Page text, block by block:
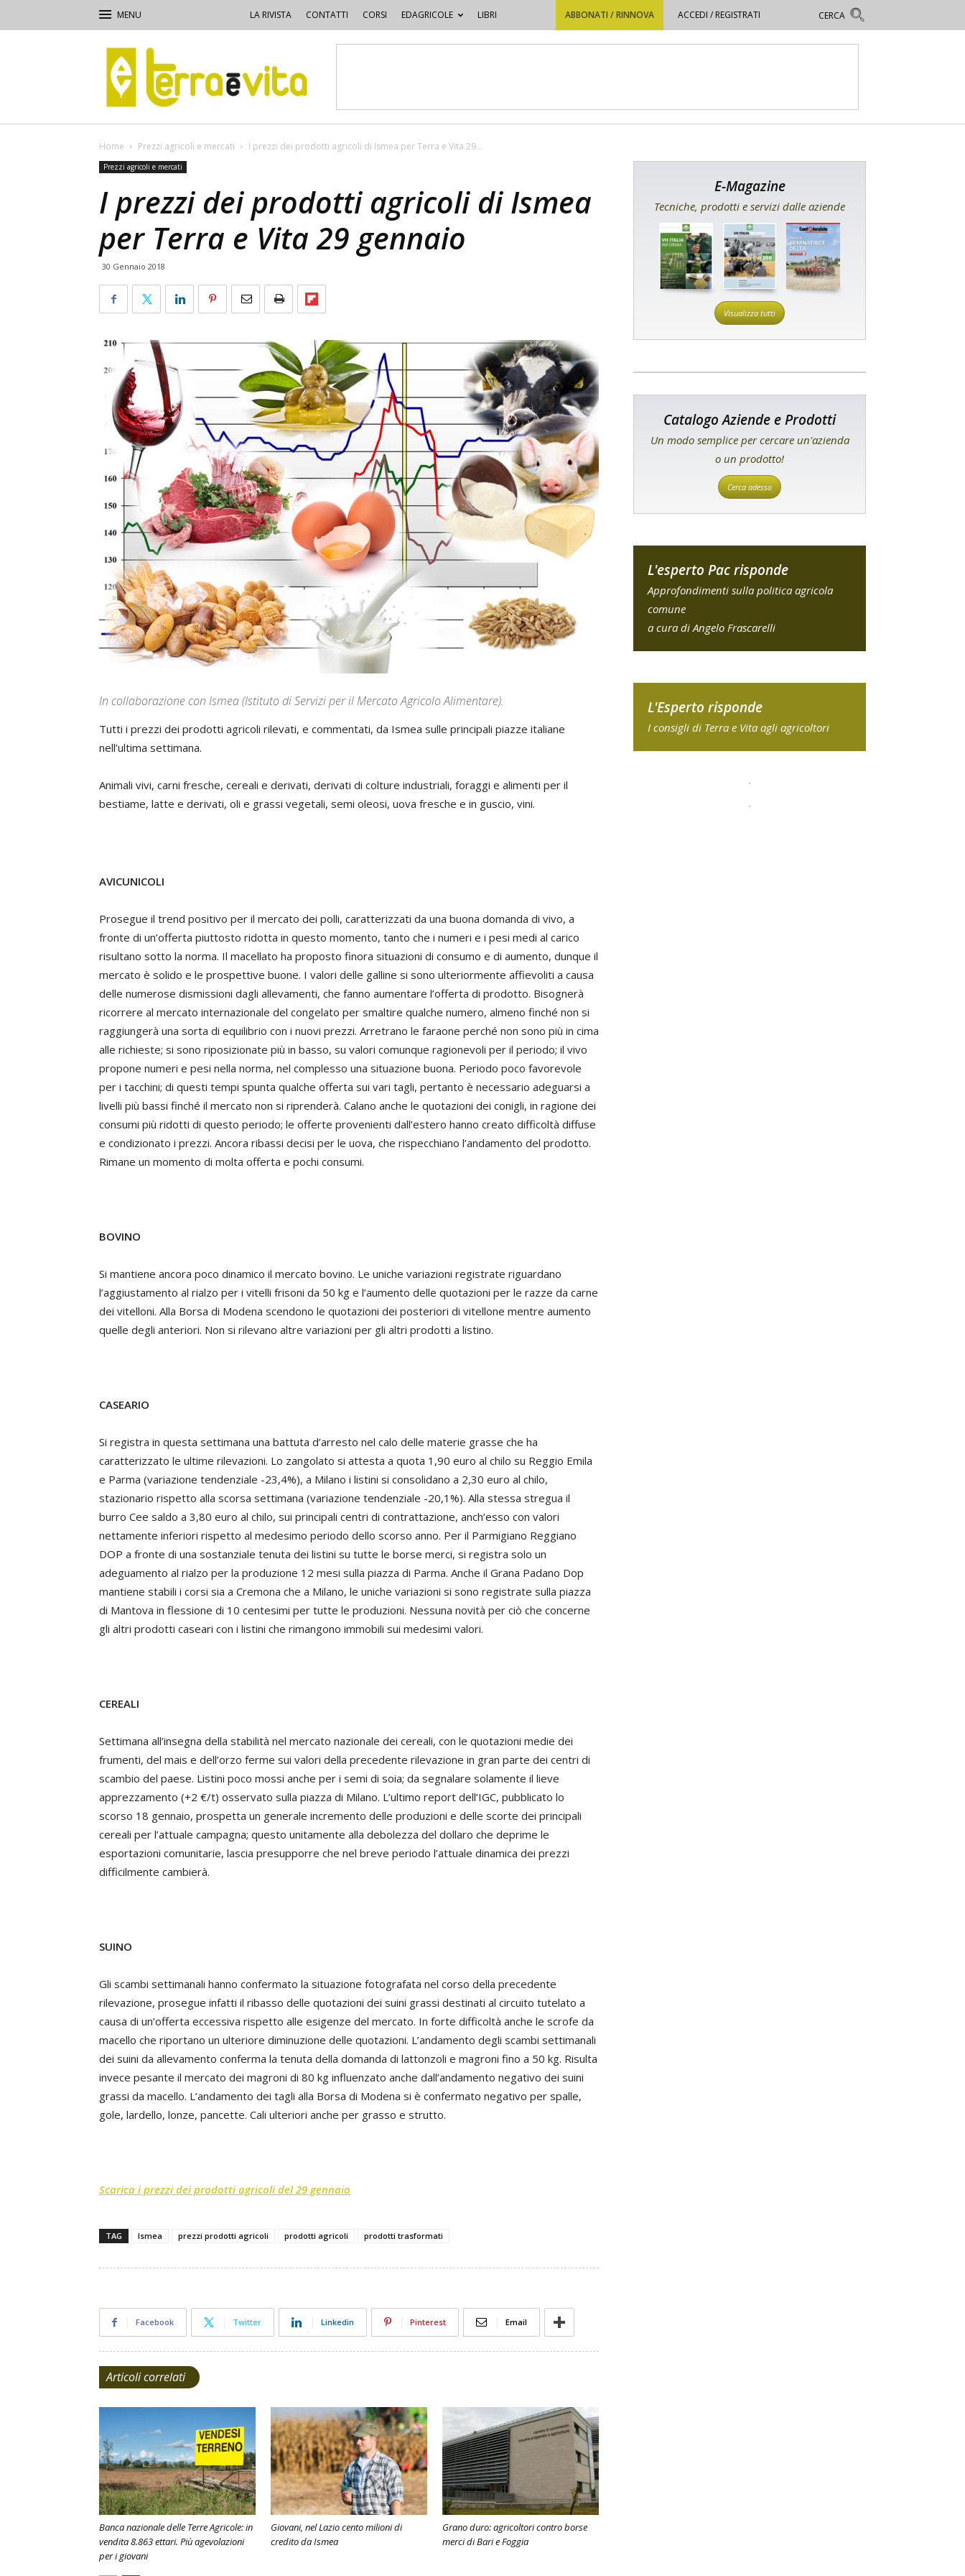
LA RIVISTA CONTATTI CORSI EDAGRICOLE LIBRI ABBONATI / RINNOVA ACCEDI / REGISTRATI
Terra
e
Vita
Home Prezzi agricoli e mercati I prezzi dei prodotti agricoli di Ismea per Terra e Vita 29...
Prezzi agricoli e mercati
I prezzi dei prodotti agricoli di Ismea
per Terra e Vita 29 gennaio
30 Gennaio 2018
In collaborazione con Ismea (Istituto di Servizi per il Mercato Agricolo Alimentare).
Tutti i prezzi dei prodotti agricoli rilevati, e commentati, da Ismea sulle principali piazze italiane
nell’ultima settimana.
Animali vivi, carni fresche, cereali e derivati, derivati di colture industriali, foraggi e alimenti per il
bestiame, latte e derivati, oli e grassi vegetali, semi oleosi, uova fresche e in guscio, vini.
AVICUNICOLI
Prosegue il trend positivo per il mercato dei polli, caratterizzati da una buona domanda di vivo, a
fronte di un’offerta piuttosto ridotta in questo momento, tanto che i numeri e i pesi medi al carico
risultano sotto la norma. Il macellato ha proposto finora situazioni di consumo e di aumento, dunque il
mercato è solido e le prospettive buone. I valori delle galline si sono ulteriormente affievoliti a causa
delle numerose dismissioni dagli allevamenti, che fanno aumentare l’offerta di prodotto. Bisognerà
ricorrere al mercato internazionale del congelato per smaltire qualche numero, almeno finché non si
raggiungerà una sorta di equilibrio con i nuovi prezzi. Arretrano le faraone perché non sono più in cima
alle richieste; si sono riposizionate più in basso, su valori comunque ragionevoli per il periodo; il vivo
propone numeri e pesi nella norma, nel complesso una situazione buona. Periodo poco favorevole
per i tacchini; di questi tempi spunta qualche offerta sui vari tagli, pertanto è necessario adeguarsi a
livelli più bassi finché il mercato non si riprenderà. Calano anche le quotazioni dei conigli, in ragione dei
consumi più ridotti di questo periodo; le offerte provenienti dall’estero hanno creato difficoltà diffuse
e condizionato i prezzi. Ancora ribassi decisi per le uova, che rispecchiano l’andamento del prodotto.
Rimane un momento di molta offerta e pochi consumi.
BOVINO
Si mantiene ancora poco dinamico il mercato bovino. Le uniche variazioni registrate riguardano
l’aggiustamento al rialzo per i vitelli frisoni da 50 kg e l’aumento delle quotazioni per le razze da carne
dei vitelloni. Alla Borsa di Modena scendono le quotazioni dei posteriori di vitellone mentre aumento
quelle degli anteriori. Non si rilevano altre variazioni per gli altri prodotti a listino.
CASEARIO
Si registra in questa settimana una battuta d’arresto nel calo delle materie grasse che ha
caratterizzato le ultime rilevazioni. Lo zangolato si attesta a quota 1,90 euro al chilo su Reggio Emila
e Parma (variazione tendenziale -23,4%), a Milano i listini si consolidano a 2,30 euro al chilo,
stazionario rispetto alla scorsa settimana (variazione tendenziale -20,1%). Alla stessa stregua il
burro Cee saldo a 3,80 euro al chilo, sui principali centri di contrattazione, anch’esso con valori
nettamente inferiori rispetto al medesimo periodo dello scorso anno. Per il Parmigiano Reggiano
DOP a fronte di una sostanziale tenuta dei listini su tutte le borse merci, si registra solo un
adeguamento al rialzo per la produzione 12 mesi sulla piazza di Parma. Anche il Grana Padano Dop
mantiene stabili i corsi sia a Cremona che a Milano, le uniche variazioni si sono registrate sulla piazza
di Mantova in flessione di 10 centesimi per tutte le produzioni. Nessuna novità per ciò che concerne
gli altri prodotti caseari con i listini che rimangono immobili sui medesimi valori.
CEREALI
Settimana all’insegna della stabilità nel mercato nazionale dei cereali, con le quotazioni medie dei
frumenti, del mais e dell’orzo ferme sui valori della precedente rilevazione in gran parte dei centri di
scambio del paese. Listini poco mossi anche per i semi di soia; da segnalare solamente il lieve
apprezzamento (+2 €/t) osservato sulla piazza di Milano. L’ultimo report dell’IGC, pubblicato lo
scorso 18 gennaio, prospetta un generale incremento delle produzioni e delle scorte dei principali
cereali per l’attuale campagna; questo unitamente alla debolezza del dollaro che deprime le
esportazioni comunitarie, lascia presupporre che nel breve periodo l’attuale dinamica dei prezzi
difficilmente cambierà.
SUINO
Gli scambi settimanali hanno confermato la situazione fotografata nel corso della precedente
rilevazione, prosegue infatti il ribasso delle quotazioni dei suini grassi destinati al circuito tutelato a
causa di un’offerta eccessiva rispetto alle esigenze del mercato. In forte difficoltà anche le scrofe da
macello che riportano un ulteriore diminuzione delle quotazioni. L’andamento degli scambi settimanali
dei suini da allevamento conferma la tenuta della domanda di lattonzoli e magroni fino a 50 kg. Risulta
invece pesante il mercato dei magroni di 80 kg influenzato anche dall’andamento negativo dei suini
grassi da macello. L’andamento dei tagli alla Borsa di Modena si è confermato negativo per spalle,
gole, lardello, lonze, pancette. Cali ulteriori anche per grasso e strutto.
Scarica i prezzi dei prodotti agricoli del 29 gennaio
TAG Ismea prezzi prodotti agricoli prodotti agricoli prodotti trasformati
Facebook Twitter Linkedin Pinterest Email
Articoli correlati
Banca nazionale delle Terre Agricole: in
vendita 8.863 ettari. Più agevolazioni
per i giovani
Giovani, nel Lazio cento milioni di
credito da Ismea
Grano duro: agricoltori contro borse
merci di Bari e Foggia
E-Magazine
Tecniche, prodotti e servizi dalle aziende
Visualizza tutti
Catalogo Aziende e Prodotti
Un modo semplice per cercare un'azienda
o un prodotto!
Cerca adesso
L'esperto Pac risponde
Approfondimenti sulla politica agricola
comune
a cura di Angelo Frascarelli
L'Esperto risponde
I consigli di Terra e Vita agli agricoltori